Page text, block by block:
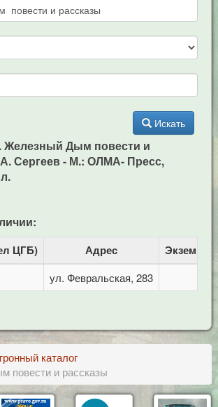
Искать
Железный Дым повести и
Сергеев - М.: ОЛМА- Пресс,
ЦГБ) Адрес
ул. Февральская, 283
каталог
повести и рассказы